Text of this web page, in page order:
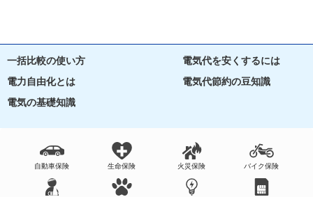
一括比較の使い方
電気代を安くするには
電力自由化とは
電気代節約の豆知識
電気の基礎知識
自動車保険 生命保険 火災保険 バイク保険